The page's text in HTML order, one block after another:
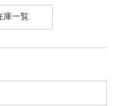
庫一覧